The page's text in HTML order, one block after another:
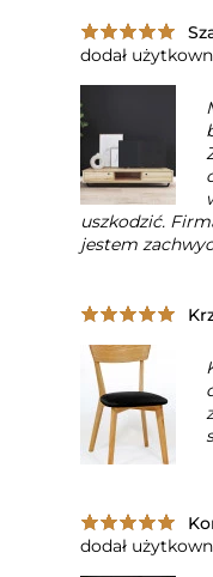
dodał
uszkodzić.
jestem
dodał